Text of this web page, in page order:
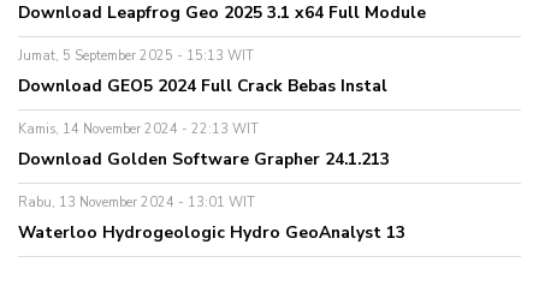
Download Leapfrog Geo 2025 3.1 x64 Full Module
Jumat, 5 September 2025 - 15:13 WIT
Download GEO5 2024 Full Crack Bebas Instal
Kamis, 14 November 2024 - 22:13 WIT
Download Golden Software Grapher 24.1.213
Rabu, 13 November 2024 - 13:01 WIT
Waterloo Hydrogeologic Hydro GeoAnalyst 13